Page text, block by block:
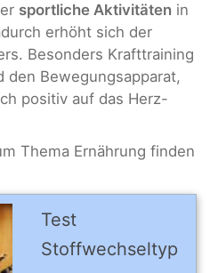
sportliche Aktivitäten in
erhöht sich der
Besonders Krafttraining
den Bewegungsapparat,
positiv auf das Herz-
Thema Ernährung finden
Test
Stoffwechseltyp